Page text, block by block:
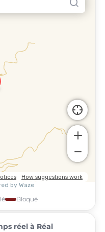
Bloqué
réel à Réal